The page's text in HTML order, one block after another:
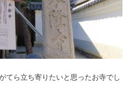
てら立ち寄りたいと思ったお寺でし